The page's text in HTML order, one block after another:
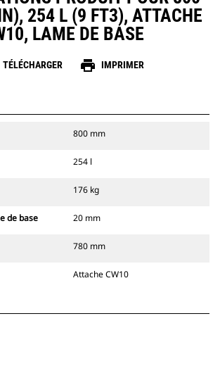
254 L (9 FT3), ATTACHE
LAME DE BASE
TÉLÉCHARGER print IMPRIMER
800 mm
254 l
176 kg
de base 20 mm
780 mm
Attache CW10